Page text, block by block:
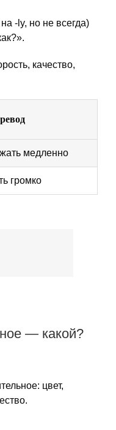
-ly, но не всегда)
качество,
медленно
громко
— какой?
цвет,